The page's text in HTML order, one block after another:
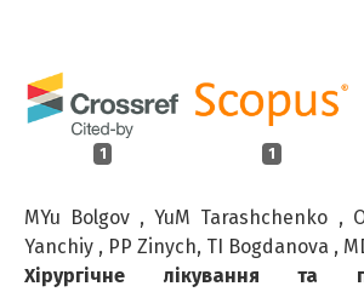
1 1
MYu Bolgov , YuM Tarashchenko ,
Yanchiy , PP Zinych, TI Bogdanova ,
Хірургічне лікування та